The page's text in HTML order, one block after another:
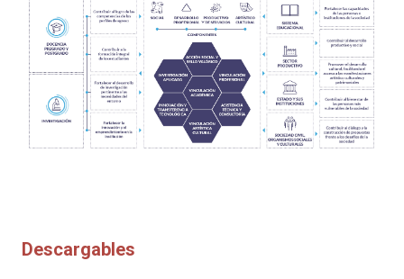
Descargables